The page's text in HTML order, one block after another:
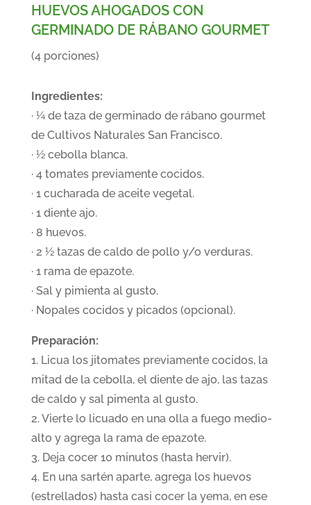
HUEVOS AHOGADOS CON
GERMINADO DE RÁBANO GOURMET
(4 porciones)
Ingredientes:
· ¼ de taza de germinado de rábano gourmet
de Cultivos Naturales San Francisco.
· ½ cebolla blanca.
· 4 tomates previamente cocidos.
· 1 cucharada de aceite vegetal.
· 1 diente ajo.
· 8 huevos.
· 2 ½ tazas de caldo de pollo y/o verduras.
· 1 rama de epazote.
· Sal y pimienta al gusto.
· Nopales cocidos y picados (opcional).
Preparación:
1. Licua los jitomates previamente cocidos, la
mitad de la cebolla, el diente de ajo, las tazas
de caldo y sal pimenta al gusto.
2. Vierte lo licuado en una olla a fuego medio-
alto y agrega la rama de epazote.
3. Deja cocer 10 minutos (hasta hervir).
4. En una sartén aparte, agrega los huevos
(estrellados) hasta casi cocer la yema, en ese